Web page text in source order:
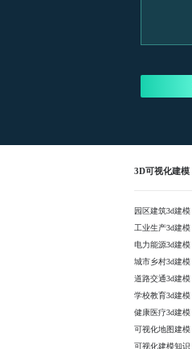
3D可视化建模
园区建筑3d建模
工业生产3d建模
电力能源3d建模
城市乡村3d建模
道路交通3d建模
学校教育3d建模
健康医疗3d建模
可视化地图建模
可视化建模知识